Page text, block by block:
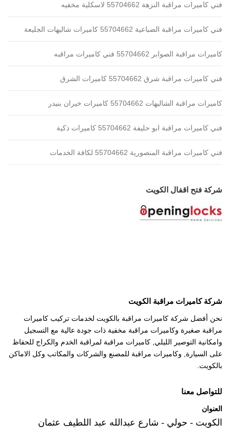
فني كاميرات مراقبة النزهة 55704662 لاسكلية مخفيه
فني كاميرات مراقبة الضباعية 55704662 كاميرات شاليهات الجليعة
كاميرات مراقبة الصوابر 55704662 فني كاميرات مراقبه
فني كاميرات مراقبة شرق 55704662 كاميرات الشرق
كاميرات مراقبة الشاليهات 55704662 كاميرات خيران بنيدر
فني كاميرات مراقبة ابو حليفة 55704662 كاميرات ذكية
فني كاميرات مراقبة المنصورية 55704662 لكافة الخدمات
شركة فتح اقفال الكويت
شركة كاميرات مراقبة الكويت
نحن أفضل شركة كاميرات مراقبة بالكويت لخدمات تركيب كاميرات
مراقبة صغيرة وكاميرات مراقبة مخفية ذات جودة عالية مع التسجيل
وامكانية التوصير الليلي, كاميرات مراقبة لمراقبة الخدم والكراج للحفاظ
على السيارة, وكاميرات مراقبة للمصنع والشركات والمكاتب وكل الاماكن
بالكويت.
للتواصل معنا
العنوان
الكويت - حولي - شارع عبدالله عبد اللطيف عثمان